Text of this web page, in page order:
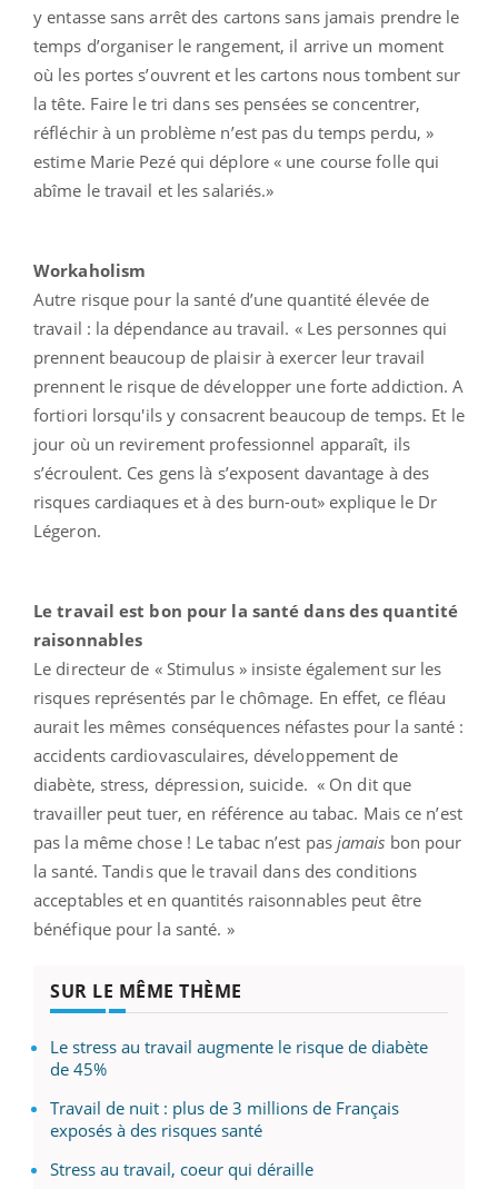
y entasse sans arrêt des cartons sans jamais prendre le
temps d’organiser le rangement, il arrive un moment
où les portes s’ouvrent et les cartons nous tombent sur
la tête. Faire le tri dans ses pensées se concentrer,
réfléchir à un problème n’est pas du temps perdu, »
estime Marie Pezé qui déplore « une course folle qui
abîme le travail et les salariés.»
Workaholism
Autre risque pour la santé d’une quantité élevée de
travail : la dépendance au travail. « Les personnes qui
prennent beaucoup de plaisir à exercer leur travail
prennent le risque de développer une forte addiction. A
fortiori lorsqu'ils y consacrent beaucoup de temps. Et le
jour où un revirement professionnel apparaît, ils
s’écroulent. Ces gens là s’exposent davantage à des
risques cardiaques et à des burn-out» explique le Dr
Légeron.
Le travail est bon pour la santé dans des quantité
raisonnables
Le directeur de « Stimulus » insiste également sur les
risques représentés par le chômage. En effet, ce fléau
aurait les mêmes conséquences néfastes pour la santé :
accidents cardiovasculaires, développement de
diabète, stress, dépression, suicide. « On dit que
travailler peut tuer, en référence au tabac. Mais ce n’est
pas la même chose ! Le tabac n’est pas jamais bon pour
la santé. Tandis que le travail dans des conditions
acceptables et en quantités raisonnables peut être
bénéfique pour la santé. »
SUR LE MÊME THÈME
Le stress au travail augmente le risque de diabète
de 45%
Travail de nuit : plus de 3 millions de Français
exposés à des risques santé
Stress au travail, coeur qui déraille